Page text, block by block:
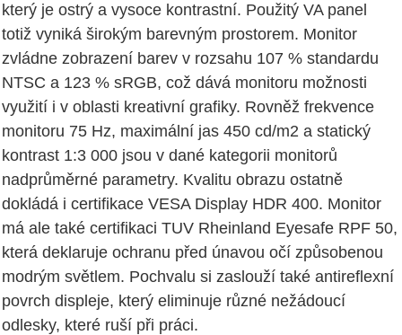
který je ostrý a vysoce kontrastní. Použitý VA panel
totiž vyniká širokým barevným prostorem. Monitor
zvládne zobrazení barev v rozsahu 107 % standardu
NTSC a 123 % sRGB, což dává monitoru možnosti
využití i v oblasti kreativní grafiky. Rovněž frekvence
monitoru 75 Hz, maximální jas 450 cd/m2 a statický
kontrast 1:3 000 jsou v dané kategorii monitorů
nadprůměrné parametry. Kvalitu obrazu ostatně
dokládá i certifikace VESA Display HDR 400. Monitor
má ale také certifikaci TUV Rheinland Eyesafe RPF 50,
která deklaruje ochranu před únavou očí způsobenou
modrým světlem. Pochvalu si zaslouží také antireflexní
povrch displeje, který eliminuje různé nežádoucí
odlesky, které ruší při práci.